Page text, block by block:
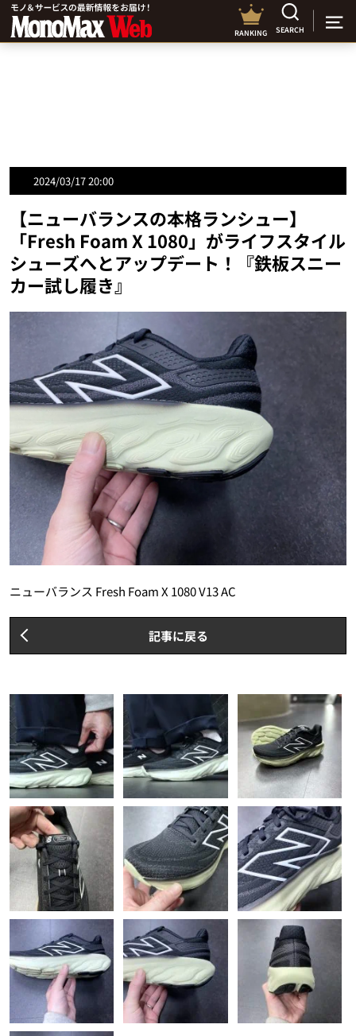
RANKING SEARCH
2024/03/17 20:00
【ニューバランスの本格ランシュー】
「Fresh Foam X 1080」がライフスタイル
シューズへとアップデート！『鉄板スニー
カー試し履き』
ニューバランス Fresh Foam X 1080 V13 AC
記事に戻る